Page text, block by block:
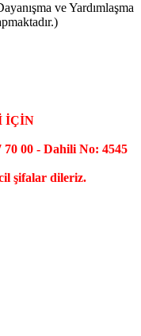
ve Yardımlaşma
İÇİN
00 - Dahili No: 4545
şifalar dileriz.